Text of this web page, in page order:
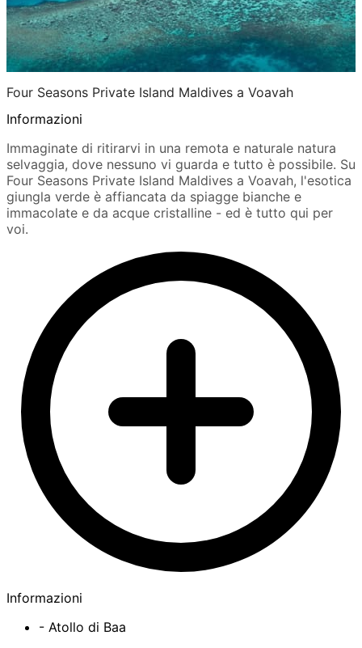
Four Seasons Private Island Maldives a Voavah
Informazioni
Immaginate di ritirarvi in una remota e naturale natura
selvaggia, dove nessuno vi guarda e tutto è possibile. Su
Four Seasons Private Island Maldives a Voavah, l'esotica
giungla verde è affiancata da spiagge bianche e
immacolate e da acque cristalline - ed è tutto qui per
voi.
Informazioni
- Atollo di Baa